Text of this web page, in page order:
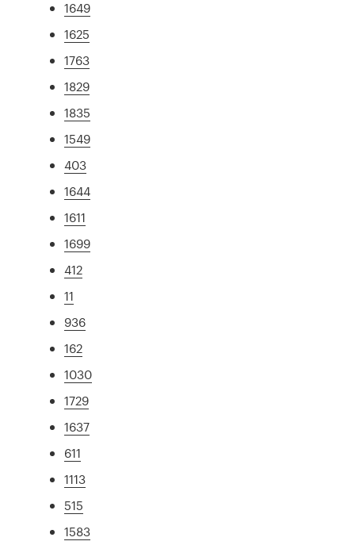
1649
1625
1763
1829
1835
1549
403
1644
1611
1699
412
11
936
162
1030
1729
1637
611
1113
515
1583